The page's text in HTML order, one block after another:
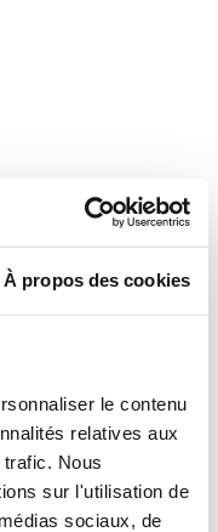
À propos des cookies
le contenu
relatives aux
Nous
sur l'utilisation de
sociaux, de